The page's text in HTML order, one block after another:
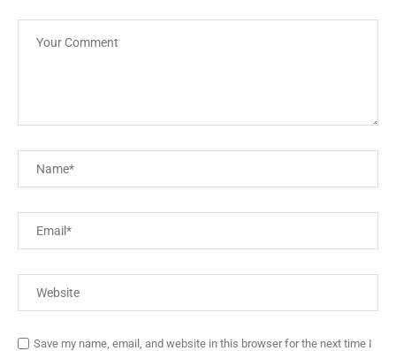
Save my name, email, and website in this browser for the next time I